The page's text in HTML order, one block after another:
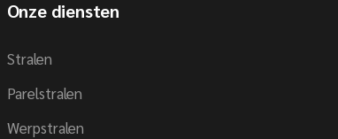
Onze diensten
Stralen
Parelstralen
Werpstralen